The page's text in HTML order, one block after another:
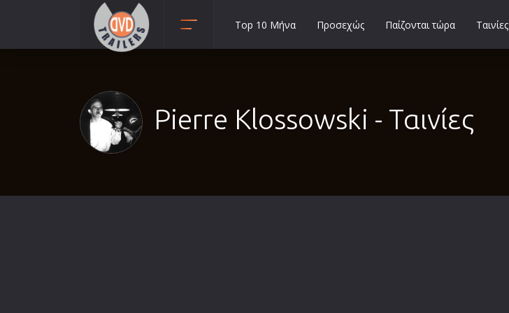
Αισθησιακές Μιούζικαλ
Top 10 Μήνα Προσεχώς Παίζονται τώρα Ταινίες
Pierre Klossowski - Ταινίες